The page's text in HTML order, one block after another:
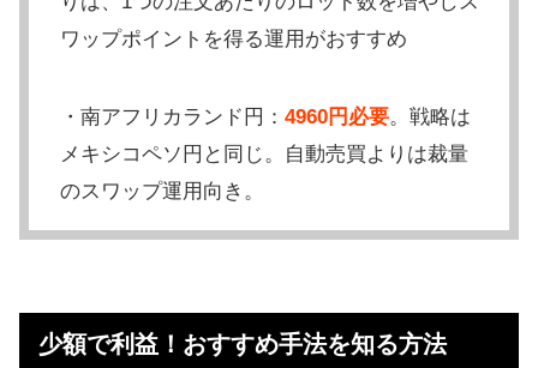
ワップポイントを得る運用がおすすめ
・南アフリカランド円： 4960円必要。戦略は
メキシコペソ円と同じ。自動売買よりは裁量
のスワップ運用向き。
少額で利益！おすすめ手法を知る方法